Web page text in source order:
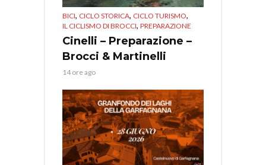
BICI, CICLO STORICA, CICLO TURISMO,
IL CICLISMO DI BROCCI, PREPARAZIONE
Cinelli – Preparazione –
Brocci & Martinelli
14 ore ago